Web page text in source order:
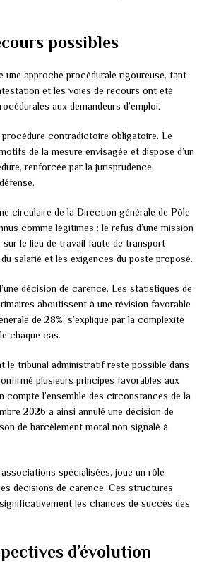
possibles
approche procédurale rigoureuse, tant
et les voies de recours ont été
aux demandeurs d’emploi.
contradictoire obligatoire. Le
de la mesure envisagée et dispose d’un
renforcée par la jurisprudence
circulaire de la Direction générale de Pôle
comme légitimes : le refus d’une mission
sur le lieu de travail faute de transport
salarié et les exigences du poste proposé.
décision de carence. Les statistiques de
aboutissent à une révision favorable
de 28%, s’explique par la complexité
chaque cas.
le tribunal administratif reste possible dans
plusieurs principes favorables aux
compte l’ensemble des circonstances de la
2026 a ainsi annulé une décision de
de harcèlement moral non signalé à
spécialisées, joue un rôle
décisions de carence. Ces structures
les chances de succès des
d’évolution